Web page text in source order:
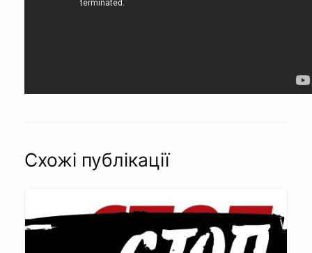
Схожі публікації